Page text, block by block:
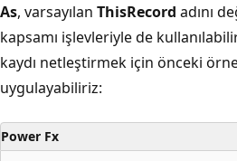
As, varsayılan ThisRecord adını
kapsamı işlevleriyle de
kaydı netleştirmek için önceki
uygulayabiliriz:
Power Fx